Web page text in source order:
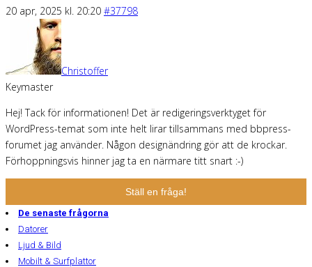
20 apr, 2025 kl. 20:20 #37798
Christoffer
Keymaster
Hej! Tack för informationen! Det är redigeringsverktyget för
WordPress-temat som inte helt lirar tillsammans med bbpress-
forumet jag använder. Någon designändring gör att de krockar.
Förhoppningsvis hinner jag ta en närmare titt snart :-)
Ställ en fråga!
De senaste frågorna
Datorer
Ljud & Bild
Mobilt & Surfplattor